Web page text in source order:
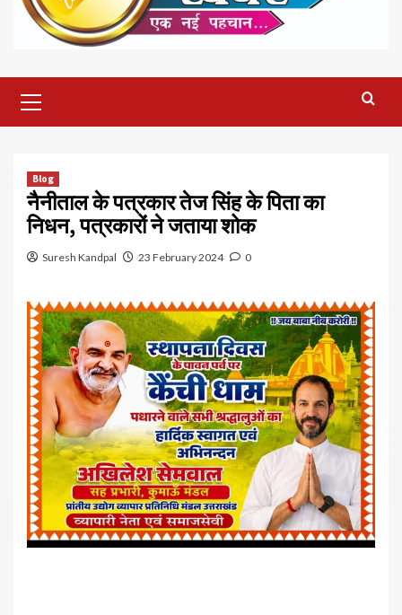
Menu
Blog
नैनीताल के पत्रकार तेज सिंह के पिता का
निधन, पत्रकारों ने जताया शोक
Suresh Kandpal 23 February 2024 0